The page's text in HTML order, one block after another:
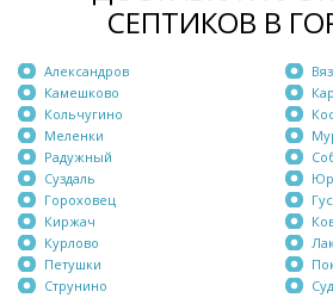
СЕПТИКОВ В
Александров
Камешково
Кольчугино
Меленки
Радужный
Суздаль
Гороховец
Киржач
Курлово
Петушки
Струнино